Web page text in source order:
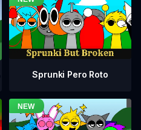
Sprunki Pero Roto